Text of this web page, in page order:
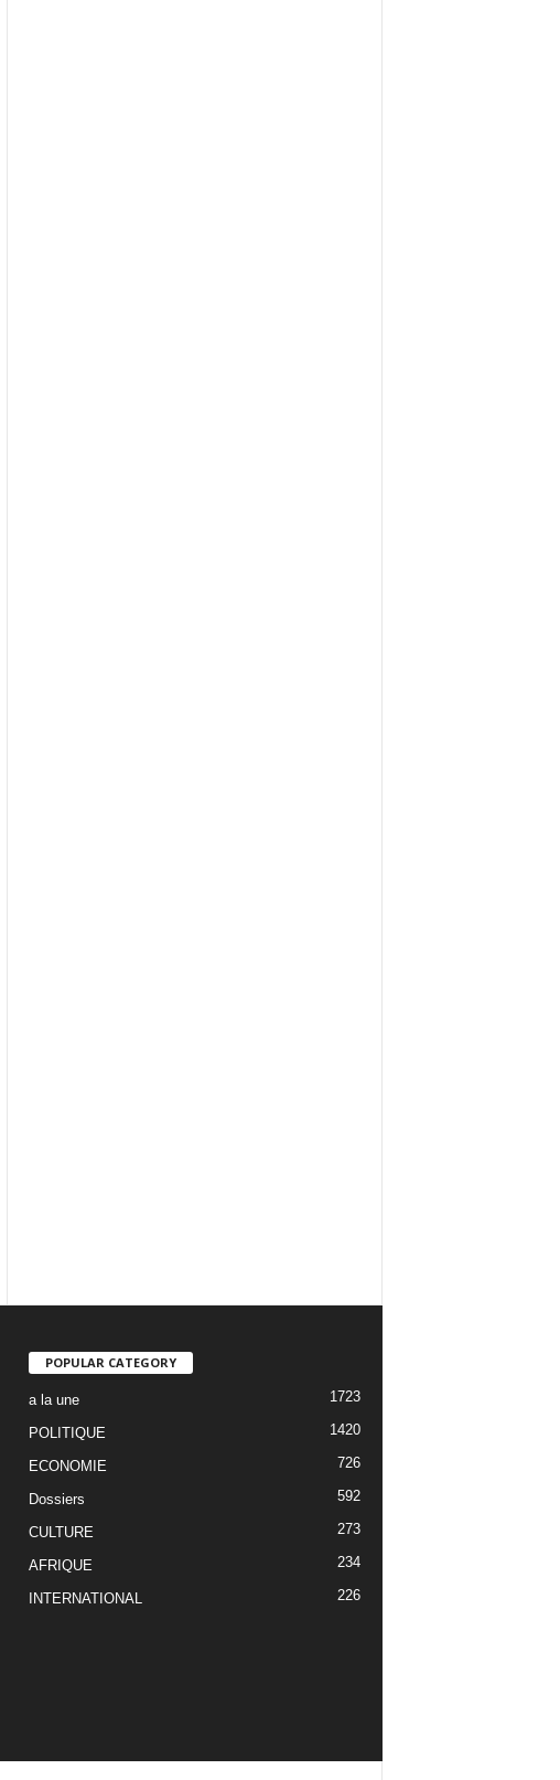
POPULAR CATEGORY
a la une 1723
POLITIQUE 1420
ECONOMIE 726
Dossiers 592
CULTURE 273
AFRIQUE 234
INTERNATIONAL 226